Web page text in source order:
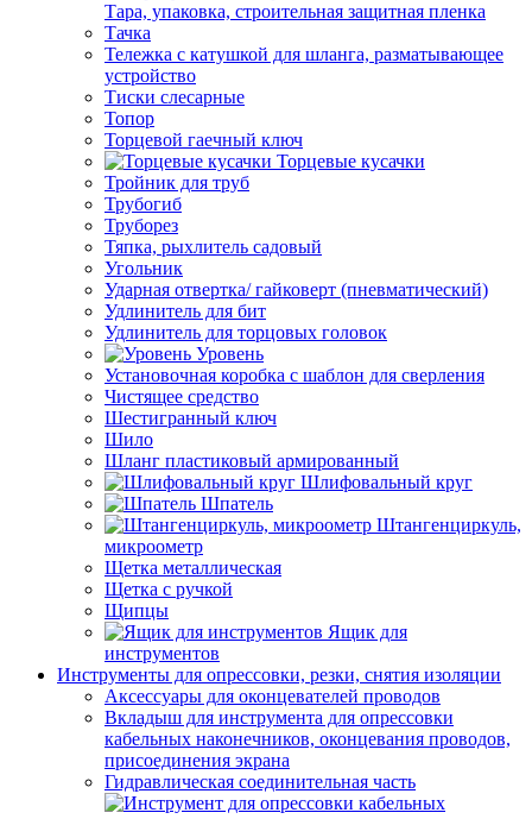
Тара, упаковка, строительная защитная пленка
Тачка
Тележка с катушкой для шланга, разматывающее
устройство
Тиски слесарные
Топор
Торцевой гаечный ключ
Торцевые кусачки
Тройник для труб
Трубогиб
Труборез
Тяпка, рыхлитель садовый
Угольник
Ударная отвертка/ гайковерт (пневматический)
Удлинитель для бит
Удлинитель для торцовых головок
Уровень
Установочная коробка с шаблон для сверления
Чистящее средство
Шестигранный ключ
Шило
Шланг пластиковый армированный
Шлифовальный круг
Шпатель
Штангенциркуль,
микроометр
Щетка металлическая
Щетка с ручкой
Щипцы
Ящик для
инструментов
Инструменты для опрессовки, резки, снятия изоляции
Аксессуары для оконцевателей проводов
Вкладыш для инструмента для опрессовки
кабельных наконечников, оконцевания проводов,
присоединения экрана
Гидравлическая соединительная часть